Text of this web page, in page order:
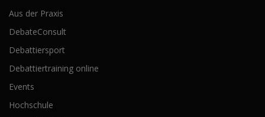
Aus der Praxis
DebateConsult
Debattiersport
Debattiertraining online
Events
Hochschule